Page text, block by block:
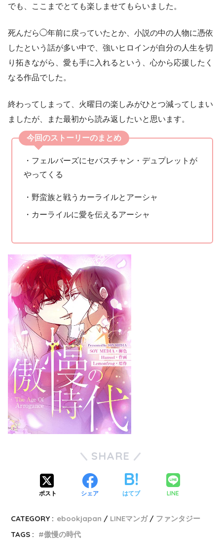
でも、ここまでとても楽しませてもらいました。
死んだら◯年前に戻っていたとか、小説の中の人物に憑依
したという話が多い中で、強いヒロインが自分の人生を切
り拓きながら、愛も手に入れるという、心から応援したく
なる作品でした。
終わってしまって、火曜日の楽しみがひとつ減ってしまい
ましたが、また最初から読み返したいと思います。
今回のストーリーのまとめ
・フェルバーズにセバスチャン・デュプレットが
やってくる
・野蛮族と戦うカーライルとアーシャ
・カーライルに愛を伝えるアーシャ
SHARE
ポスト シェア はてブ LINE
CATEGORY : ebookjapan LINEマンガ
ファンタジー
TAGS :
傲慢の時代